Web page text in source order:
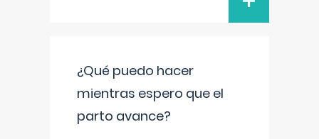
¿Qué puedo hacer
mientras espero que el
parto avance?